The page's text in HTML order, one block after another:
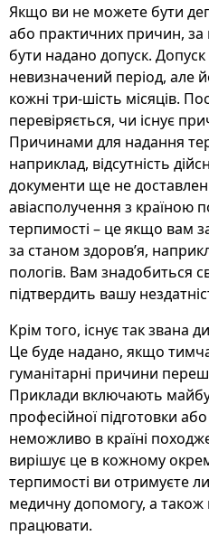
Якщо ви не можете бути
або практичних причин,
бути надано допуск.
невизначений період, але
кожні три-шість місяців.
перевіряється, чи існує
Причинами для надання
наприклад, відсутність
документи ще не
авіасполучення з країною
терпимості – це якщо вам
за станом здоров’я,
пологів. Вам знадобиться
підтвердить вашу
Крім того, існує так звана
Це буде надано, якщо
гуманітарні причини
Приклади включають
професійної підготовки
неможливо в країні
вирішує це в кожному
терпимості ви отримуєте
медичну допомогу, а також
працювати.